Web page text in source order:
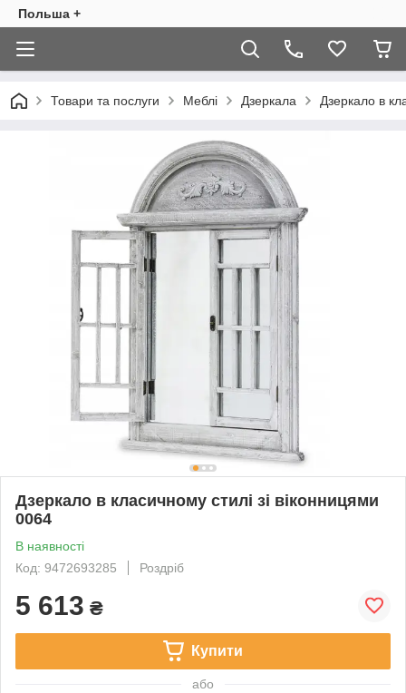
Польша +
Товари та послуги Меблі Дзеркала Дзеркало в
Дзеркало в класичному стилі зі віконницями
0064
В наявності
Код: 9472693285
Роздріб
5 613 ₴
Купити
або